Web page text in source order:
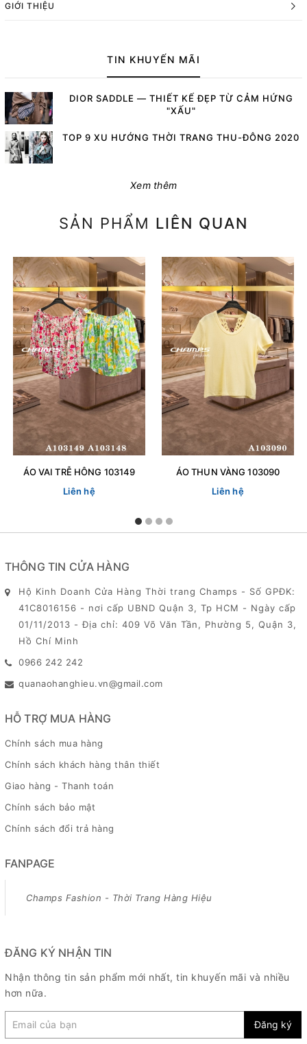
GIỚI THIỆU
TIN KHUYẾN MÃI
DIOR SADDLE — THIẾT KẾ ĐẸP TỪ CẢM HỨNG
"XẤU"
TOP 9 XU HƯỚNG THỜI TRANG THU-ĐÔNG 2020
Xem thêm
SẢN PHẨM LIÊN QUAN
ÁO VAI TRỄ HÔNG 103149
Liên hệ
ÁO THUN VÀNG 103090
Liên hệ
THÔNG TIN CỬA HÀNG
Hộ Kinh Doanh Cửa Hàng Thời trang Champs - Số GPĐK:
41C8016156 - nơi cấp UBND Quận 3, Tp HCM - Ngày cấp
01/11/2013 - Địa chỉ: 409 Võ Văn Tần, Phường 5, Quận 3,
Hồ Chí Minh
0966 242 242
quanaohanghieu.vn@gmail.com
HỖ TRỢ MUA HÀNG
Chính sách mua hàng
Chính sách khách hàng thân thiết
Giao hàng - Thanh toán
Chính sách bảo mật
Chính sách đổi trả hàng
FANPAGE
Champs Fashion - Thời Trang Hàng Hiệu
ĐĂNG KÝ NHẬN TIN
Nhận thông tin sản phẩm mới nhất, tin khuyến mãi và nhiều
hơn nữa.
Đăng ký